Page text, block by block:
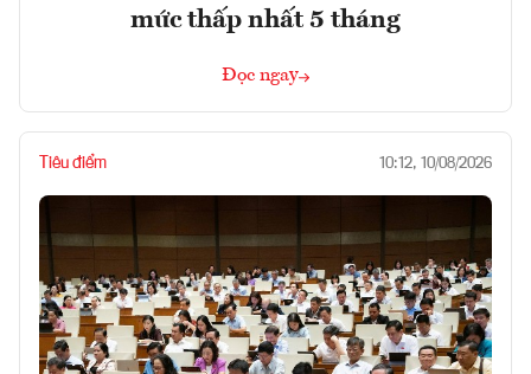
mức thấp nhất 5 tháng
Đọc ngay
Tiêu điểm 10:12, 10/08/2026